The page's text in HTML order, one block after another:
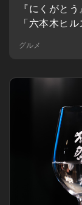
『にくがと
「六本木ヒ
グルメ